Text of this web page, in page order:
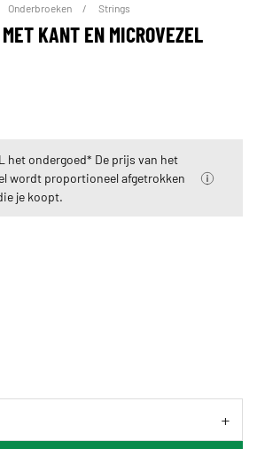
Onderbroeken Strings
KANT EN MICROVEZEL
het ondergoed* De prijs van het
wordt proportioneel afgetrokken
je koopt.